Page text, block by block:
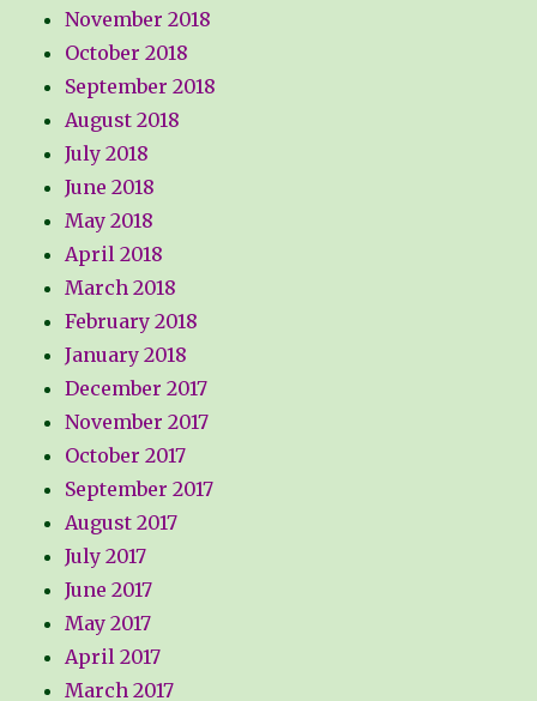
November 2018
October 2018
September 2018
August 2018
July 2018
June 2018
May 2018
April 2018
March 2018
February 2018
January 2018
December 2017
November 2017
October 2017
September 2017
August 2017
July 2017
June 2017
May 2017
April 2017
March 2017